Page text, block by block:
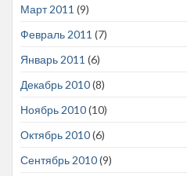
Март 2011 (9)
Февраль 2011 (7)
Январь 2011 (6)
Декабрь 2010(8)
Ноябрь 2010(10)
Октябрь 2010(6)
Сентябрь 2010(9)